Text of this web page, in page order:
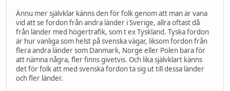
Ännu mer självklar känns den för folk genom att man är vana
vid att se fordon från andra länder i Sverige, allra oftast då
från länder med högertrafik, som t ex Tyskland. Tyska fordon
är hur vanliga som helst på svenska vägar, liksom fordon från
flera andra länder som Danmark, Norge eller Polen bara för
att nämna några, fler finns givetvis. Och lika självklart känns
det för folk att med svenska fordon ta sig ut till dessa länder
och fler länder.